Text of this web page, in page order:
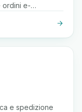
ordini e-
e spedizione